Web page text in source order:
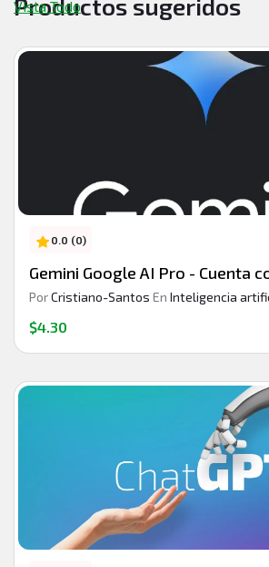
Productos sugeridos
Vista Todo
0.0 (0)
Gemini Google AI Pro - Cuenta
PorCristiano-Santos En Inteligencia
$4.30